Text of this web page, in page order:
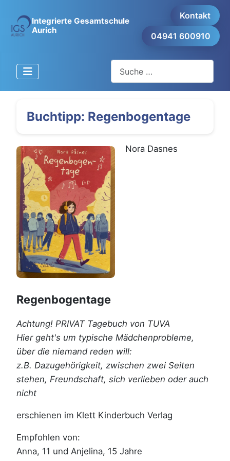
Integrierte Gesamtschule
Aurich
Kontakt
04941 600910
Buchtipp: Regenbogentage
Nora Dasnes
Regenbogentage
Achtung! PRIVAT Tagebuch von TUVA
Hier geht's um typische Mädchenprobleme,
über die niemand reden will:
z.B. Dazugehörigkeit, zwischen zwei Seiten
stehen, Freundschaft, sich verlieben oder auch
nicht
erschienen im Klett Kinderbuch Verlag
Empfohlen von:
Anna, 11 und Anjelina, 15 Jahre